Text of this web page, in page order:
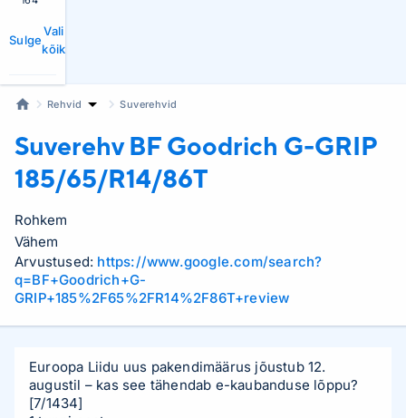
Sulge
Vali
kõik
Rehvid Suverehvid
Suverehv BF Goodrich G-GRIP
185/65/R14/86T
Rohkem
Vähem
Arvustused: https://www.google.com/search?
q=BF+Goodrich+G-
GRIP+185%2F65%2FR14%2F86T+review
Euroopa Liidu uus pakendimäärus jõustub 12.
augustil – kas see tähendab e-kaubanduse lõppu?
[7/1434]